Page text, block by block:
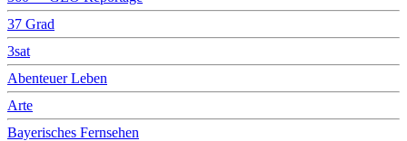
37 Grad
3sat
Abenteuer Leben
Arte
Bayerisches Fernsehen